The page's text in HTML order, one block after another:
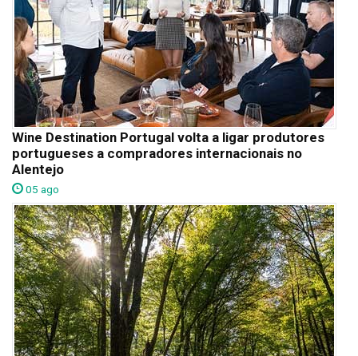
Wine Destination Portugal volta a ligar produtores
portugueses a compradores internacionais no
Alentejo
05 ago